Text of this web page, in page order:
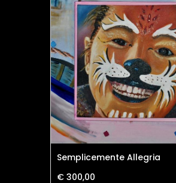
Semplicemente Allegria
€ 300,00